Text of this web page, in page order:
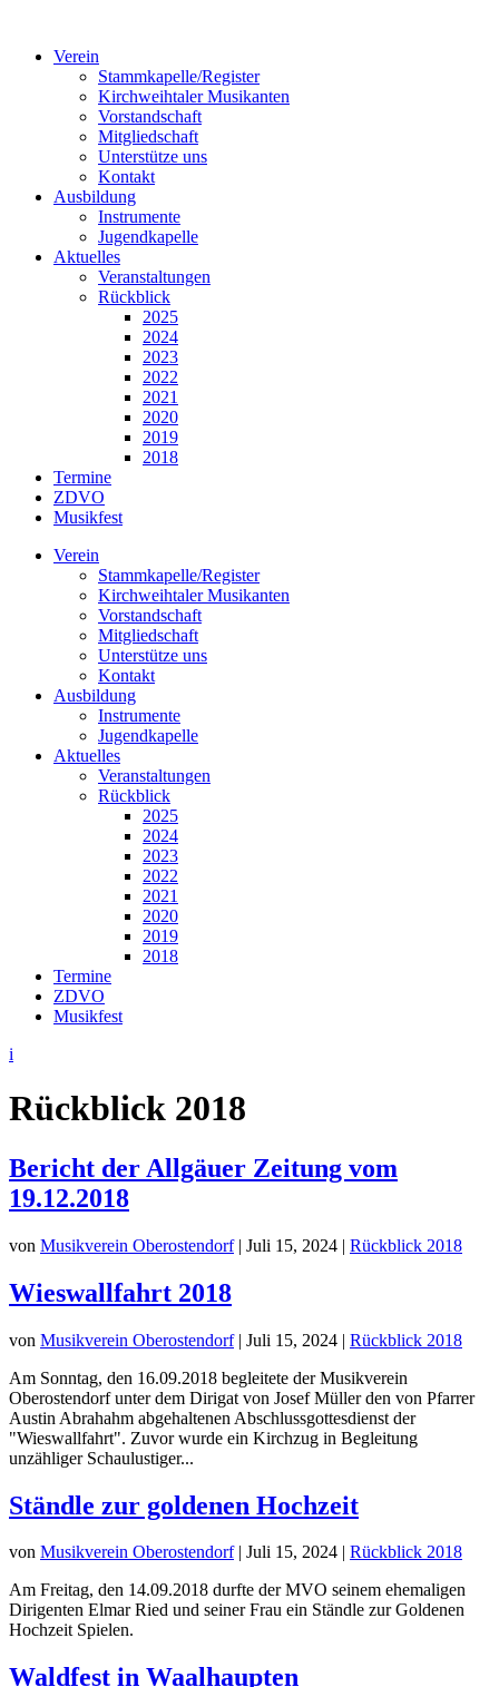
Verein
Stammkapelle/Register
Kirchweihtaler Musikanten
Vorstandschaft
Mitgliedschaft
Unterstütze uns
Kontakt
Ausbildung
Instrumente
Jugendkapelle
Aktuelles
Veranstaltungen
Rückblick
2025
2024
2023
2022
2021
2020
2019
2018
Termine
ZDVO
Musikfest
Verein
Stammkapelle/Register
Kirchweihtaler Musikanten
Vorstandschaft
Mitgliedschaft
Unterstütze uns
Kontakt
Ausbildung
Instrumente
Jugendkapelle
Aktuelles
Veranstaltungen
Rückblick
2025
2024
2023
2022
2021
2020
2019
2018
Termine
ZDVO
Musikfest
i
Rückblick 2018
Bericht der Allgäuer Zeitung vom
19.12.2018
von Musikverein Oberostendorf| Juli 15, 2024 | Rückblick 2018
Wieswallfahrt 2018
von Musikverein Oberostendorf| Juli 15, 2024 | Rückblick 2018
Am Sonntag, den 16.09.2018 begleitete der Musikverein
Oberostendorf unter dem Dirigat von Josef Müller den von Pfarrer
Austin Abrahahm abgehaltenen Abschlussgottesdienst der
"Wieswallfahrt". Zuvor wurde ein Kirchzug in Begleitung
unzähliger Schaulustiger...
Ständle zur goldenen Hochzeit
von Musikverein Oberostendorf| Juli 15, 2024 | Rückblick 2018
Am Freitag, den 14.09.2018 durfte der MVO seinem ehemaligen
Dirigenten Elmar Ried und seiner Frau ein Ständle zur Goldenen
Hochzeit Spielen.
Waldfest in Waalhaupten